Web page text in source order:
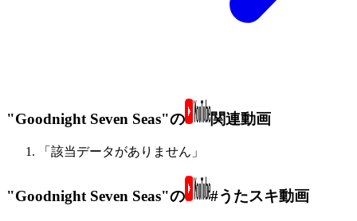
"Goodnight Seven Seas"の 関連動画
「該当データがありません」
"Goodnight Seven Seas"の #うたスキ動画